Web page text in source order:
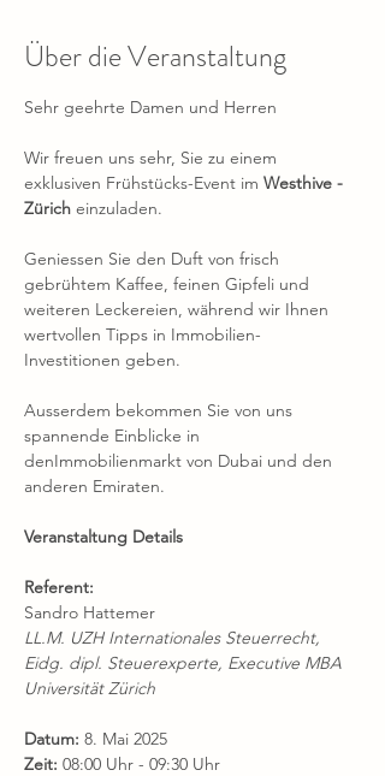
Über die Veranstaltung
Sehr geehrte Damen und Herren
Wir freuen uns sehr, Sie zu einem
exklusiven Frühstücks-Event im Westhive -
Zürich einzuladen.
Geniessen Sie den Duft von frisch
gebrühtem Kaffee, feinen Gipfeli und
weiteren Leckereien, während wir Ihnen
wertvollen Tipps in Immobilien-
Investitionen geben.
Ausserdem bekommen Sie von uns
spannende Einblicke in
denImmobilienmarkt von Dubai und den
anderen Emiraten.
Veranstaltung Details
Referent:
Sandro Hattemer
LL.M. UZH Internationales Steuerrecht,
Eidg. dipl. Steuerexperte, Executive MBA
Universität Zürich
Datum: 8. Mai 2025
Zeit: 08:00 Uhr - 09:30 Uhr